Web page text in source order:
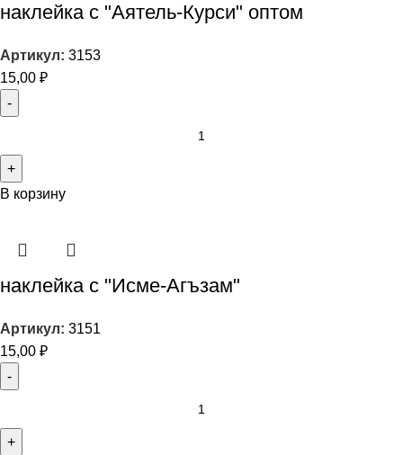
наклейка с "Аятель-Курси" оптом
Артикул: 3153
15,00 ₽
В корзину
наклейка с "Исме-Агъзам"
Артикул: 3151
15,00 ₽